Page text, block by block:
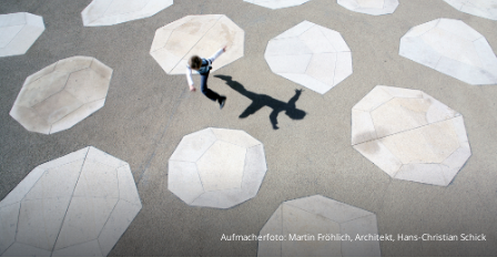
Aufmacherfoto: Martin Fröhlich, Architekt, Hans-Christian Schick